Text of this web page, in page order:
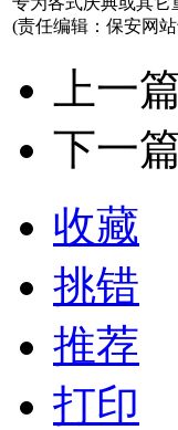
(责任编辑：保安网
上一
下一篇
收藏
挑错
推荐
打印